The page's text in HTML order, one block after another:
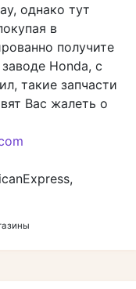
однако тут
в
получите
Honda, с
такие запчасти
Вас жалеть о